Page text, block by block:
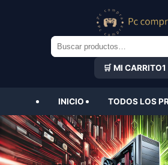
Buscar
por:
🛒 MI CARRITO1
INICIO TODOS LOS